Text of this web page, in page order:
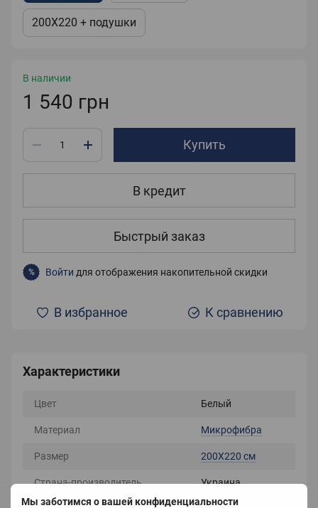
Мы заботимся о вашей конфиденциальности
200X220 + подушки
В наличии
1 540 грн
Купить
В кредит
Быстрый заказ
% Войти для отображения накопительной скидки
В избранное К сравнению
Характеристики
Цвет Белый
Материал Микрофибра
Размер 200X220 см
Страна-производитель Украина